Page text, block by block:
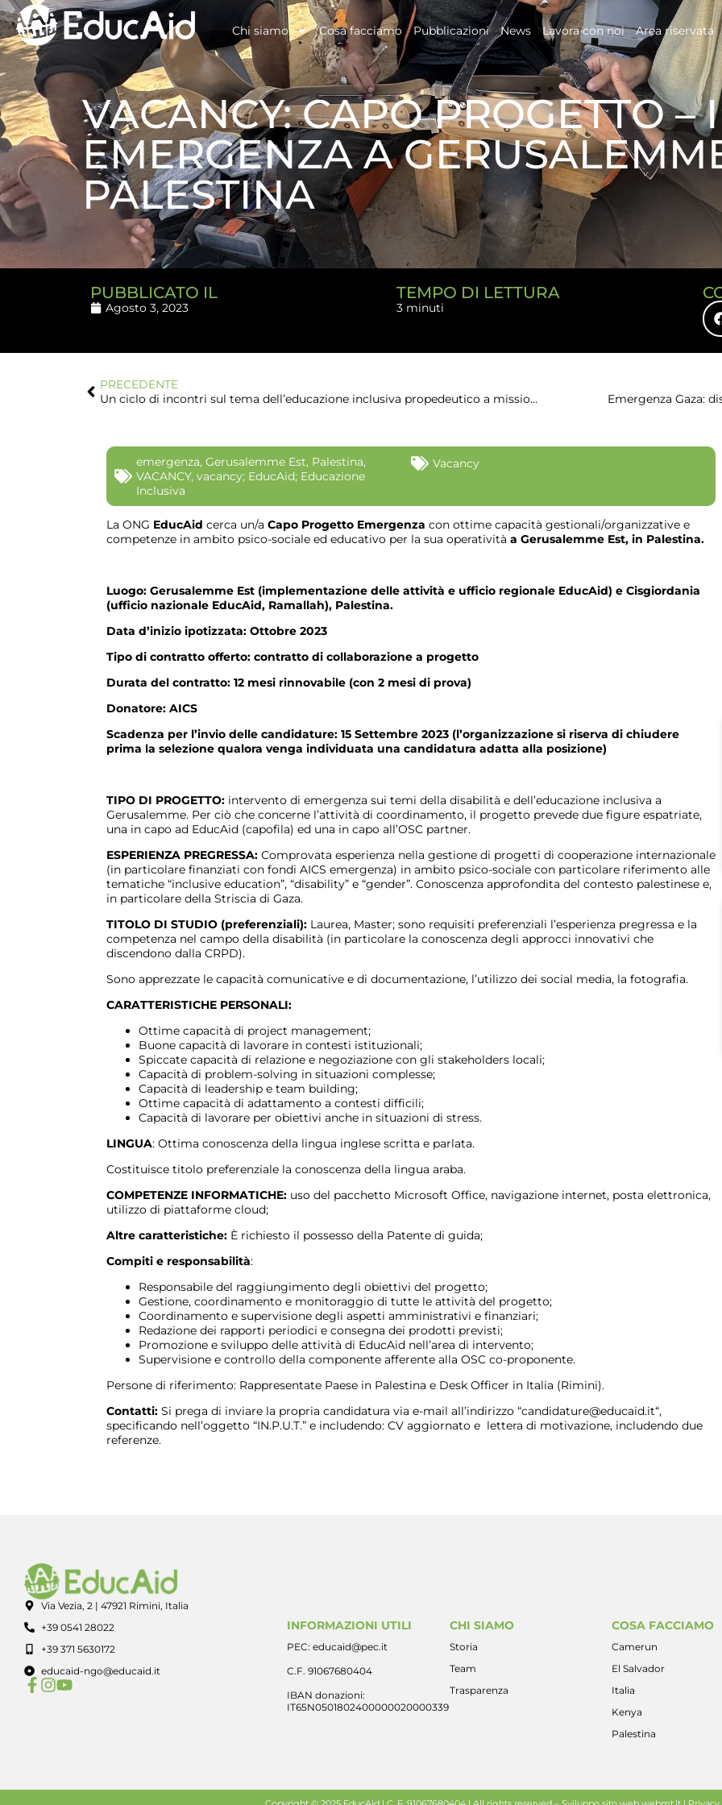
Chi siamo Cosa facciamo Pubblicazioni News Lavora con noi Area riservata
VACANCY: CAPO PROGETTO –
EMERGENZA A
PALESTINA
PUBBLICATO IL
Agosto 3, 2023
TEMPO DI LETTURA
3 minuti
PRECEDENTE
Un ciclo di incontri sul tema dell’educazione inclusiva propedeutico a missioni sul campo in Kenya
Emergenza Gaza:
emergenza, Gerusalemme Est, Palestina,
VACANCY, vacancy; EducAid; Educazione
Inclusiva
Vacancy
La ONG EducAid cerca un/a Capo Progetto Emergenza con ottime capacità gestionali/organizzative e
competenze in ambito psico-sociale ed educativo per la sua operatività a Gerusalemme Est, in Palestina.
Luogo: Gerusalemme Est (implementazione delle attività e ufficio regionale EducAid) e Cisgiordania
(ufficio nazionale EducAid, Ramallah), Palestina.
Data d’inizio ipotizzata: Ottobre 2023
Tipo di contratto offerto: contratto di collaborazione a progetto
Durata del contratto: 12 mesi rinnovabile (con 2 mesi di prova)
Donatore: AICS
Scadenza per l’invio delle candidature: 15 Settembre 2023 (l’organizzazione si riserva di chiudere
prima la selezione qualora venga individuata una candidatura adatta alla posizione)
TIPO DI PROGETTO: intervento di emergenza sui temi della disabilità e dell’educazione inclusiva a
Gerusalemme. Per ciò che concerne l’attività di coordinamento, il progetto prevede due figure espatriate,
una in capo ad EducAid (capofila) ed una in capo all’OSC partner.
ESPERIENZA PREGRESSA: Comprovata esperienza nella gestione di progetti di cooperazione internazionale
(in particolare finanziati con fondi AICS emergenza) in ambito psico-sociale con particolare riferimento alle
tematiche “inclusive education”, “disability” e “gender”. Conoscenza approfondita del contesto palestinese e,
in particolare della Striscia di Gaza.
TITOLO DI STUDIO (preferenziali): Laurea, Master; sono requisiti preferenziali l’esperienza pregressa e la
competenza nel campo della disabilità (in particolare la conoscenza degli approcci innovativi che
discendono dalla CRPD).
Sono apprezzate le capacità comunicative e di documentazione, l’utilizzo dei social media, la fotografia.
CARATTERISTICHE PERSONALI:
Ottime capacità di project management;
Buone capacità di lavorare in contesti istituzionali;
Spiccate capacità di relazione e negoziazione con gli stakeholders locali;
Capacità di problem-solving in situazioni complesse;
Capacità di leadership e team building;
Ottime capacità di adattamento a contesti difficili;
Capacità di lavorare per obiettivi anche in situazioni di stress.
LINGUA: Ottima conoscenza della lingua inglese scritta e parlata.
Costituisce titolo preferenziale la conoscenza della lingua araba.
COMPETENZE INFORMATICHE: uso del pacchetto Microsoft Office, navigazione internet, posta elettronica,
utilizzo di piattaforme cloud;
Altre caratteristiche: È richiesto il possesso della Patente di guida;
Compiti e responsabilità:
Responsabile del raggiungimento degli obiettivi del progetto;
Gestione, coordinamento e monitoraggio di tutte le attività del progetto;
Coordinamento e supervisione degli aspetti amministrativi e finanziari;
Redazione dei rapporti periodici e consegna dei prodotti previsti;
Promozione e sviluppo delle attività di EducAid nell’area di intervento;
Supervisione e controllo della componente afferente alla OSC co-proponente.
Persone di riferimento: Rappresentate Paese in Palestina e Desk Officer in Italia (Rimini).
Contatti: Si prega di inviare la propria candidatura via e-mail all’indirizzo “candidature@educaid.it“,
specificando nell’oggetto “IN.P.U.T.” e includendo: CV aggiornato e lettera di motivazione, includendo due
referenze.
Via Vezia, 2 | 47921 Rimini, Italia
+39 0541 28022
+39 371 5630172
educaid-ngo@educaid.it
INFORMAZIONI UTILI
PEC: educaid@pec.it
C.F. 91067680404
IBAN donazioni:
IT65N0501802400000020000339
CHI SIAMO
Storia
Team
Trasparenza
COSA FACCIAMO
Camerun
El Salvador
Italia
Kenya
Palestina